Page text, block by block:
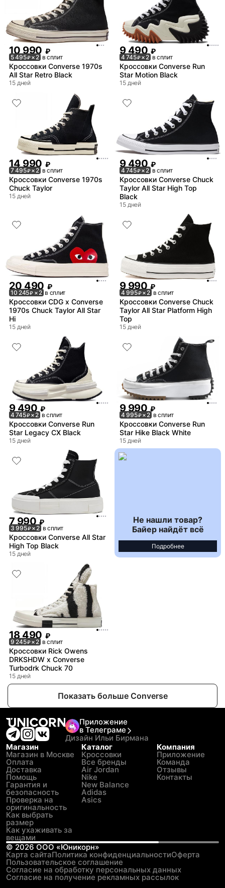
10 990 ₽
5 495₽× 2 в сплит
Кроссовки Converse 1970s
All Star Retro Black
15 дней
9 490 ₽
4 745₽× 2 в сплит
Кроссовки Converse Run
Star Motion Black
15 дней
14 990 ₽
7 495₽× 2 в сплит
Кроссовки Converse 1970s
Chuck Taylor
15 дней
9 490 ₽
4 745₽× 2 в сплит
Кроссовки Converse Chuck
Taylor All Star High Top
Black
15 дней
20 490 ₽
10 245₽ × 2 в сплит
Кроссовки CDG x Converse
1970s Chuck Taylor All Star
Hi
15 дней
9 990 ₽
4 995₽× 2 в сплит
Кроссовки Converse Chuck
Taylor All Star Platform High
Top
15 дней
9 490 ₽
4 745₽× 2 в сплит
Кроссовки Converse Run
Star Legacy CX Black
15 дней
9 990 ₽
4 995₽× 2 в сплит
Кроссовки Converse Run
Star Hike Black White
15 дней
7 990 ₽
3 995₽× 2 в сплит
Кроссовки Converse All Star
High Top Black
15 дней
Не нашли товар?
Байер найдёт всё
Подробнее
18 490 ₽
9 245₽× 2 в сплит
Кроссовки Rick Owens
DRKSHDW x Converse
Turbodrk Chuck 70
15 дней
Показать больше Converse
Приложение
в Телеграме
Дизайн Ильи Бирмана
Магазин
Магазин в Москве
Оплата
Доставка
Помощь
Гарантия и
безопасность
Проверка на
оригинальность
Как выбрать
размер
Как ухаживать за
вещами
Каталог
Кроссовки
Все бренды
Air Jordan
Nike
New Balance
Adidas
Asics
Компания
Приложение
Команда
Отзывы
Контакты
© 2026 ООО «Юникорн»
Карта сайтаПолитика конфиденциальностиОферта
Пользовательское соглашение
Согласие на обработку персональных данных
Согласие на получение рекламных рассылок